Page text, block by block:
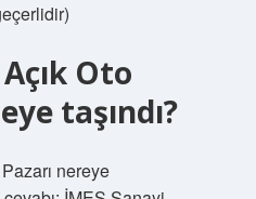
Oto
taşındı?
nereye